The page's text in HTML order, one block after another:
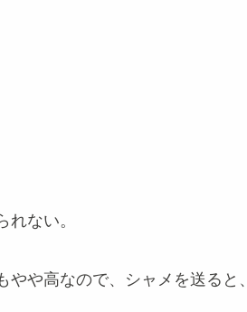
ない。
や高なので、シャメを送ると、